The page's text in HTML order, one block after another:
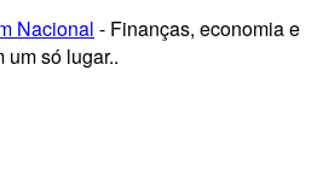
Nacional - Finanças, economia e
só lugar..